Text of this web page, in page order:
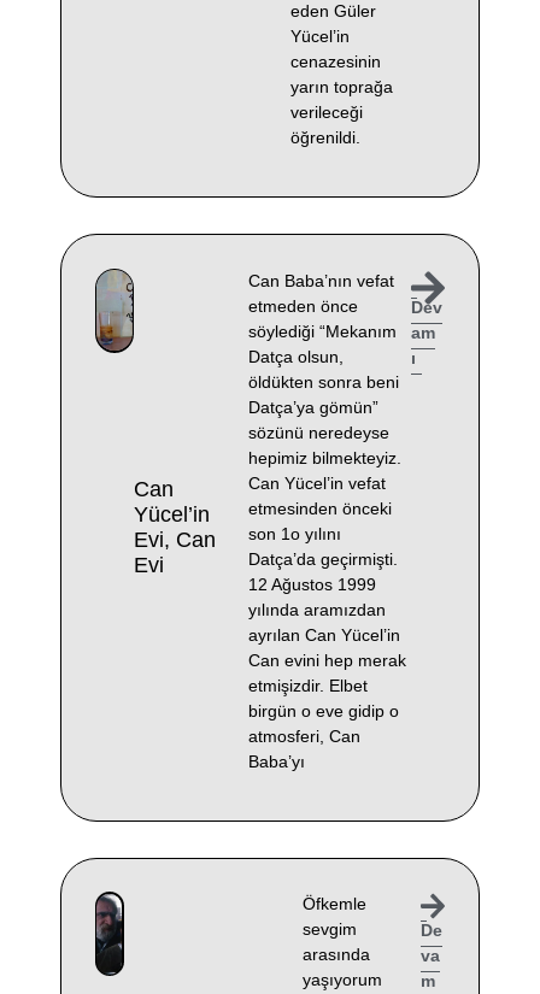
eden Güler
Yücel’in
cenazesinin
yarın toprağa
verileceği
öğrenildi.
Can
Yücel’in
Evi, Can
Evi
Can Baba’nın vefat
etmeden önce
söylediği “Mekanım
Datça olsun,
öldükten sonra beni
Datça’ya gömün”
sözünü neredeyse
hepimiz bilmekteyiz.
Can Yücel’in vefat
etmesinden önceki
son 1o yılını
Datça’da geçirmişti.
12 Ağustos 1999
yılında aramızdan
ayrılan Can Yücel’in
Can evini hep merak
etmişizdir. Elbet
birgün o eve gidip o
atmosferi, Can
Baba’yı
Dev
am
ı
Öfkemle
sevgim
arasında
yaşıyorum
De
va
m